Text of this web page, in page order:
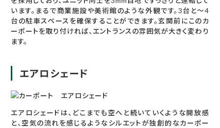
います。まるで商業施設や美術館のような外観です。3台と～4
台の駐車スペースを確保することができます。玄関前にこのカ
ーポートを取り付ければ、エントランスの雰囲気が大きく変わり
ます。
エアロシェード
エアロシェードは、どこまでも空へと続いていくような開放感
と、空気の流れを感じるようなシルエットが独創的なカーポー